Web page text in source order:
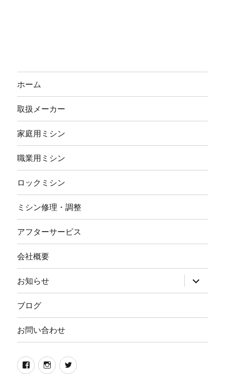
ホーム
取扱メーカー
家庭用ミシン
職業用ミシン
ロックミシン
ミシン修理・調整
アフターサービス
会社概要
お知らせ
ブ
メ
ー
開
ブログ
お問い合わせ
Facebook
イ
twitter